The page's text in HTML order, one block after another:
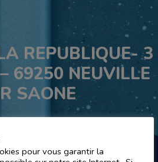
REPUBLIQUE- 3
69250 NEUVILLE
SAONE
pour vous garantir la